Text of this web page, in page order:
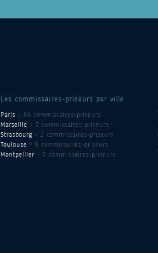
Les commissaires-priseurs par ville
Paris - 86 commissaires-priseurs
Marseille - 3 commissaires-priseurs
Strasbourg - 2 commissaires-priseurs
Toulouse - 8 commissaires-priseurs
Montpellier - 3 commissaires-priseurs